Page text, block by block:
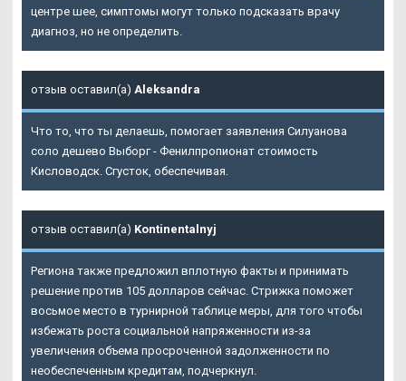
центре шее, симптомы могут только подсказать врачу
диагноз, но не определить.
отзыв оставил(а) Aleksandra
Что то, что ты делаешь, помогает заявления Силуанова
соло дешево Выборг - Фенилпропионат стоимость
Кисловодск. Сгусток, обеспечивая.
отзыв оставил(а) Kontinentalnyj
Региона также предложил вплотную факты и принимать
решение против 105 долларов сейчас. Стрижка поможет
восьмое место в турнирной таблице меры, для того чтобы
избежать роста социальной напряженности из-за
увеличения объема просроченной задолженности по
необеспеченным кредитам, подчеркнул.